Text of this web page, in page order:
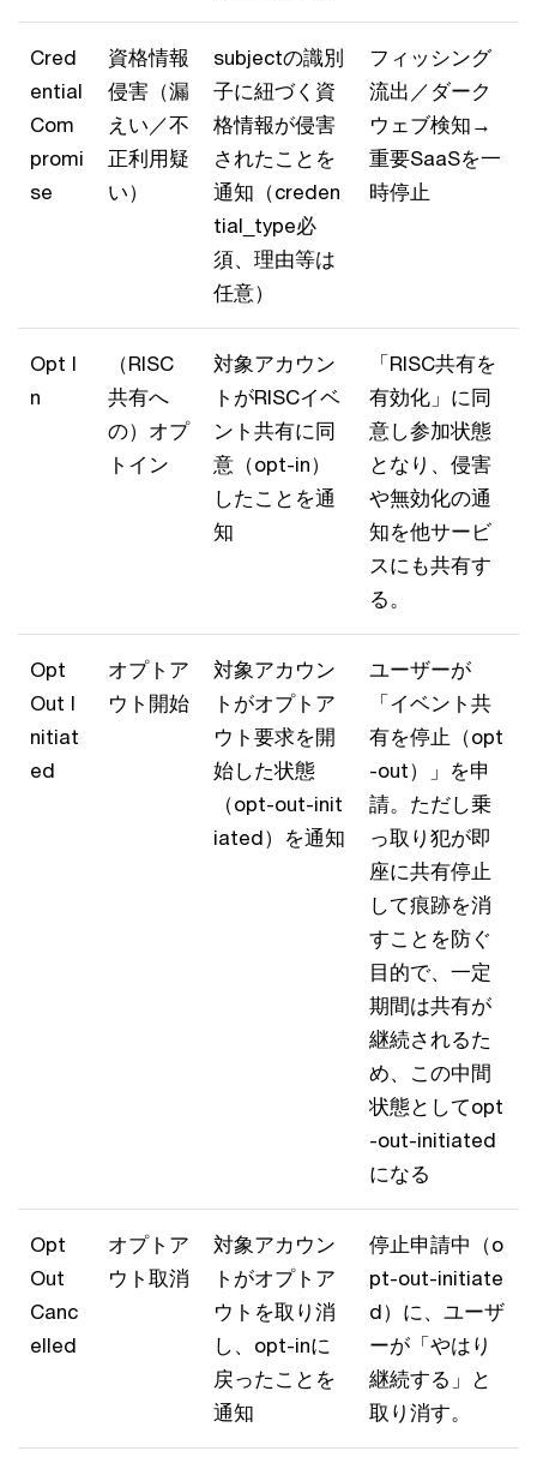
Cred
ential
Com
promi
se
資格情報
侵害（漏
えい／不
正利用疑
い）
subjectの識別
子に紐づく資
格情報が侵害
されたことを
通知（creden
tial_type必
須、理由等は
任意）
フィッシング
流出／ダーク
ウェブ検知→
重要SaaSを一
時停止
Opt I
n
（RISC
共有へ
の）オプ
トイン
対象アカウン
トがRISCイベ
ント共有に同
意（opt-in）
したことを通
知
「RISC共有を
有効化」に同
意し参加状態
となり、侵害
や無効化の通
知を他サービ
スにも共有す
る。
Opt
Out I
nitiat
ed
オプトア
ウト開始
対象アカウン
トがオプトア
ウト要求を開
始した状態
（opt-out-init
iated）を通知
ユーザーが
「イベント共
有を停止（opt
-out）」を申
請。ただし乗
っ取り犯が即
座に共有停止
して痕跡を消
すことを防ぐ
目的で、一定
期間は共有が
継続されるた
め、この中間
状態としてopt
-out-initiated
になる
Opt
Out
Canc
elled
オプトア
ウト取消
対象アカウン
トがオプトア
ウトを取り消
し、opt-inに
戻ったことを
通知
停止申請中（o
pt-out-initiate
d）に、ユーザ
ーが「やはり
継続する」と
取り消す。